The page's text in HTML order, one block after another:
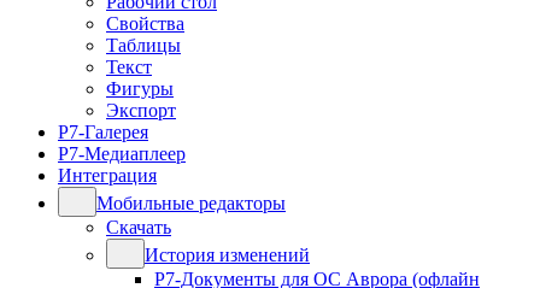
Свойства
Таблицы
Текст
Фигуры
Экспорт
Р7-Галерея
Р7-Медиаплеер
Интеграция
Мобильные редакторы
Скачать
История изменений
Р7-Документы для ОС Аврора (офлайн